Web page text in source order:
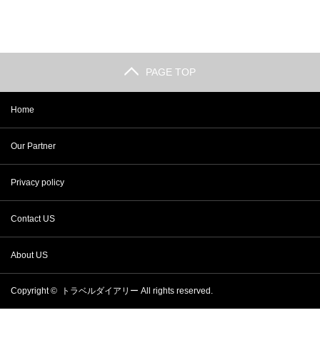
PAGE TOP
Home
Our Partner
Privacy policy
Contact US
About US
Copyright © トラベルダイアリー All rights reserved.